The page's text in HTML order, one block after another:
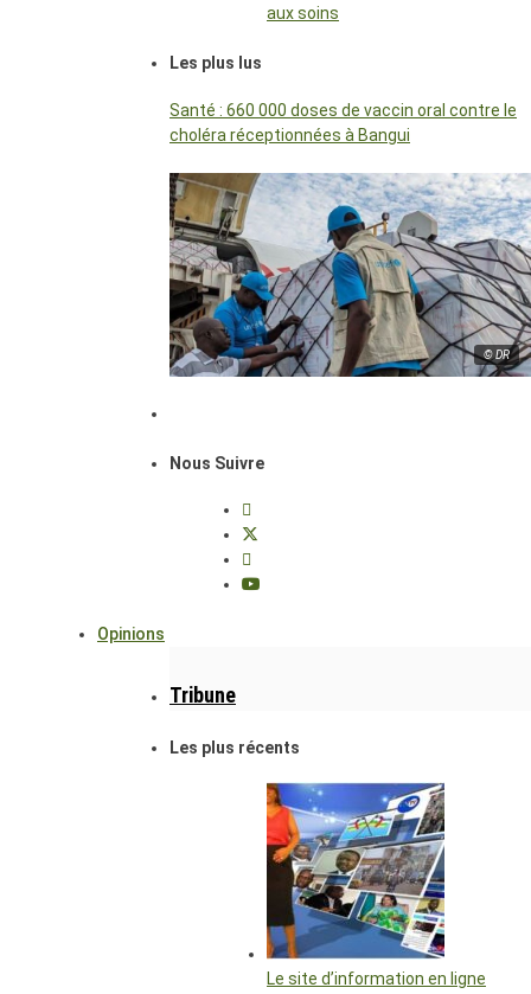
aux soins
Les plus lus
Santé : 660 000 doses de vaccin oral contre le
choléra réceptionnées à Bangui
© DR
Nous Suivre
Opinions
Tribune
Les plus récents
Le site d’information en ligne